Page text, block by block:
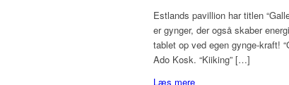
Estlands pavillion har titlen
er gynger, der også skaber
tablet op ved egen gynge-kraft!
Ado Kosk. “Kiiking” […]
Læs mere